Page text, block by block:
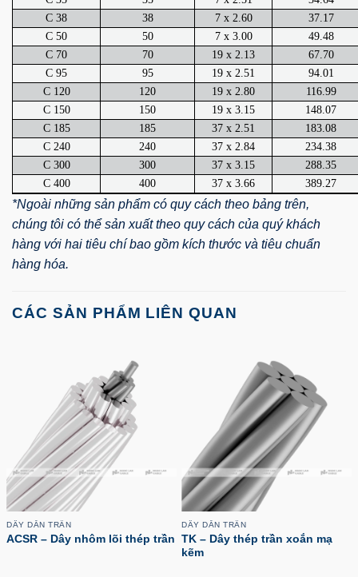
C 38
38 7 x 2.60
37.17
C 50
50 7 x 3.00
49.48
C 70
70 19 x 2.13
67.70
C 95
95 19 x 2.51
94.01
C 120
120 19 x 2.80
116.99
C 150
150 19 x 3.15
148.07
C 185
185 37 x 2.51
183.08
C 240
240 37 x 2.84
234.38
C 300
300 37 x 3.15
288.35
C 400
400 37 x 3.66 389.27
*Ngoài những sản phẩm có quy cách theo bảng trên,
chúng tôi có thể sản xuất theo quy cách của quý khách
hàng với hai tiêu chí bao gồm kích thước và tiêu chuẩn
hàng hóa.
CÁC SẢN PHẨM LIÊN QUAN
DÂY DẪN TRẦN
ACSR – Dây nhôm lõi thép trần
DÂY DẪN TRẦN
TK – Dây thép trần xoắn mạ
kẽm